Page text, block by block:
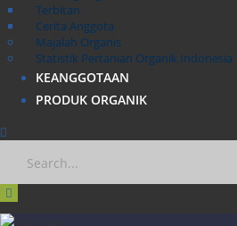
Terbitan
Cerita Anggota
Majalah Organis
Statistik Pertanian Organik Indonesia
KEANGGOTAAN
PRODUK ORGANIK